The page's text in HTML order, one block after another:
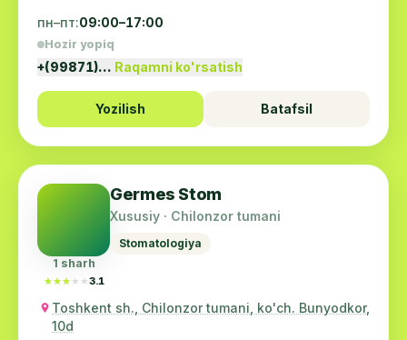
пн–пт:09:00–17:00
Hozir yopiq
+(99871)… Raqamni ko'rsatish
Yozilish Batafsil
1 sharh
★★★★★
★★★★★3.1
Germes Stom
Xususiy · Chilonzor tumani
Stomatologiya
Toshkent sh., Chilonzor tumani, ko'ch. Bunyodkor,
10d